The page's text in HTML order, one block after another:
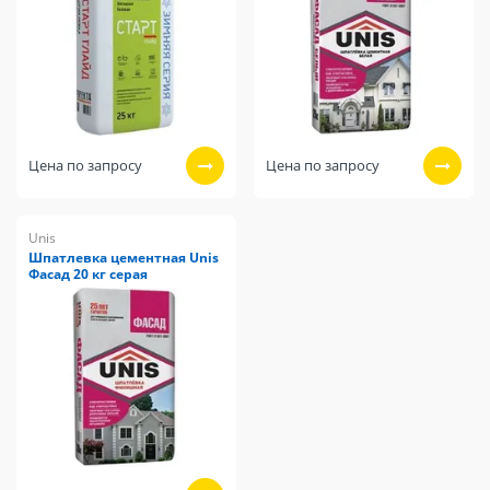
Цена по запросу Цена по запросу
Unis
Шпатлевка цементная Unis
Фасад 20 кг серая